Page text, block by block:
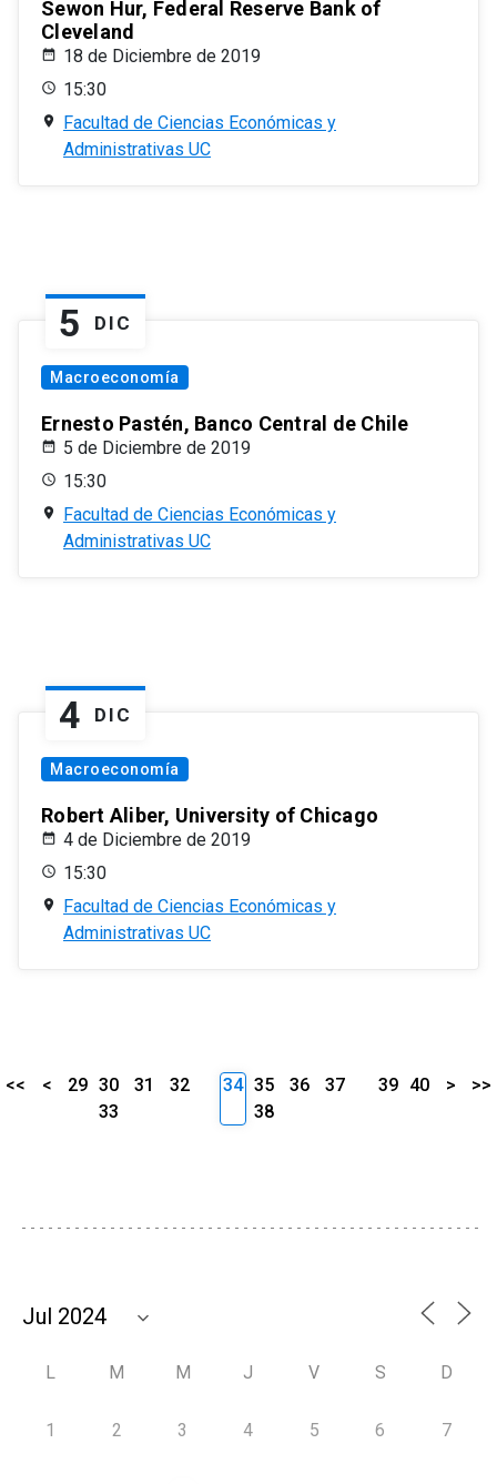
Sewon Hur, Federal Reserve Bank of
Cleveland
18 de Diciembre de 2019
15:30
Facultad de Ciencias Económicas y
Administrativas UC
5 DIC
Macroeconomía
Ernesto Pastén, Banco Central de Chile
5 de Diciembre de 2019
15:30
Facultad de Ciencias Económicas y
Administrativas UC
4 DIC
Macroeconomía
Robert Aliber, University of Chicago
4 de Diciembre de 2019
15:30
Facultad de Ciencias Económicas y
Administrativas UC
<< < 29 30 31
32
33
34 35 36
37
38
39 40 > >>
L M M J V S D
1 2 3 4 5 6 7